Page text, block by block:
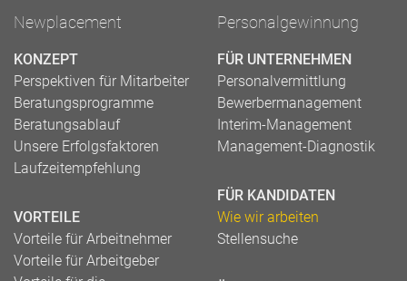
Newplacement
KONZEPT
Perspektiven für Mitarbeiter
Beratungsprogramme
Beratungsablauf
Unsere Erfolgsfaktoren
Laufzeitempfehlung
VORTEILE
Vorteile für Arbeitnehmer
Vorteile für Arbeitgeber
Personalgewinnung
FÜR UNTERNEHMEN
Personalvermittlung
Bewerbermanagement
Interim-Management
Management-Diagnostik
FÜR KANDIDATEN
Wie wir arbeiten
Stellensuche